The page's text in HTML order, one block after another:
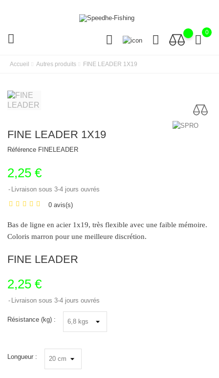
0
Accueil Autres produits FINE LEADER 1X19
FINE LEADER 1X19
Référence FINELEADER
2,25 €
Livraison sous 3-4 jours ouvrés
0 avis(s)
Bas de ligne en acier 1x19, très flexible avec une faible mémoire.
Coloris marron pour une meilleure discrétion.
FINE LEADER
2,25 €
Livraison sous 3-4 jours ouvrés
Résistance (kg) :
Longueur :